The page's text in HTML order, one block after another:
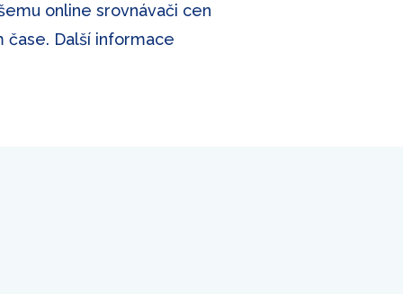
online srovnávači cen
Další informace